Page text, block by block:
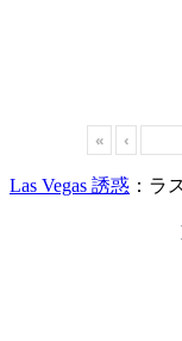
« ‹
Las Vegas 誘惑 ：ラ